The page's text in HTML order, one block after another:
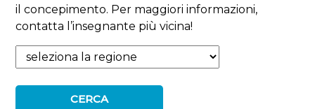
il concepimento. Per maggiori informazioni,
contatta l’insegnante più vicina!